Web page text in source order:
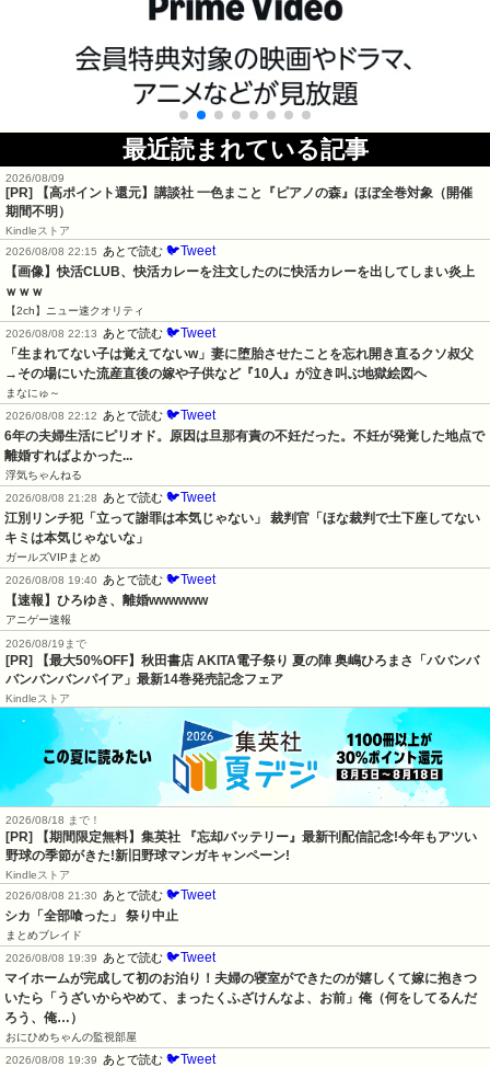
最近読まれている記事
2026/08/09
[PR]
【高ポイント還元】講談社 一色まこと『ピアノの森』ほぼ全巻対象（開催
期間不明）
Kindleストア
2026/08/08 22:15
あとで読む 🐦Tweet
【画像】快活CLUB、快活カレーを注文したのに快活カレーを出してしまい炎上
ｗｗｗ
【2ch】ニュー速クオリティ
2026/08/08 22:13
あとで読む 🐦Tweet
「生まれてない子は覚えてないw」妻に堕胎させたことを忘れ開き直るクソ叔父
→その場にいた流産直後の嫁や子供など『10人』が泣き叫ぶ地獄絵図へ
まなにゅ～
2026/08/08 22:12
あとで読む 🐦Tweet
6年の夫婦生活にピリオド。原因は旦那有責の不妊だった。不妊が発覚した地点で
離婚すればよかった...
浮気ちゃんねる
2026/08/08 21:28
あとで読む 🐦Tweet
江別リンチ犯「立って謝罪は本気じゃない」 裁判官「ほな裁判で土下座してない
キミは本気じゃないな」
ガールズVIPまとめ
2026/08/08 19:40
あとで読む 🐦Tweet
【速報】ひろゆき、離婚wwwwww
アニゲー速報
2026/08/19まで
[PR] 【最大50%OFF】秋田書店 AKITA電子祭り 夏の陣 奥嶋ひろまさ「ババンバ
バンバンバンパイア」最新14巻発売記念フェア
Kindleストア
2026/08/18 まで！
[PR] 【期間限定無料】集英社 『忘却バッテリー』最新刊配信記念!今年もアツい
野球の季節がきた!新旧野球マンガキャンペーン!
Kindleストア
2026/08/08 21:30
あとで読む 🐦Tweet
シカ「全部喰った」 祭り中止
まとめブレイド
2026/08/08 19:39
あとで読む 🐦Tweet
マイホームが完成して初のお泊り！夫婦の寝室ができたのが嬉しくて嫁に抱きつ
いたら「うざいからやめて、まったくふざけんなよ、お前」俺（何をしてるんだ
ろう、俺…）
おにひめちゃんの監視部屋
2026/08/08 19:39
あとで読む 🐦Tweet